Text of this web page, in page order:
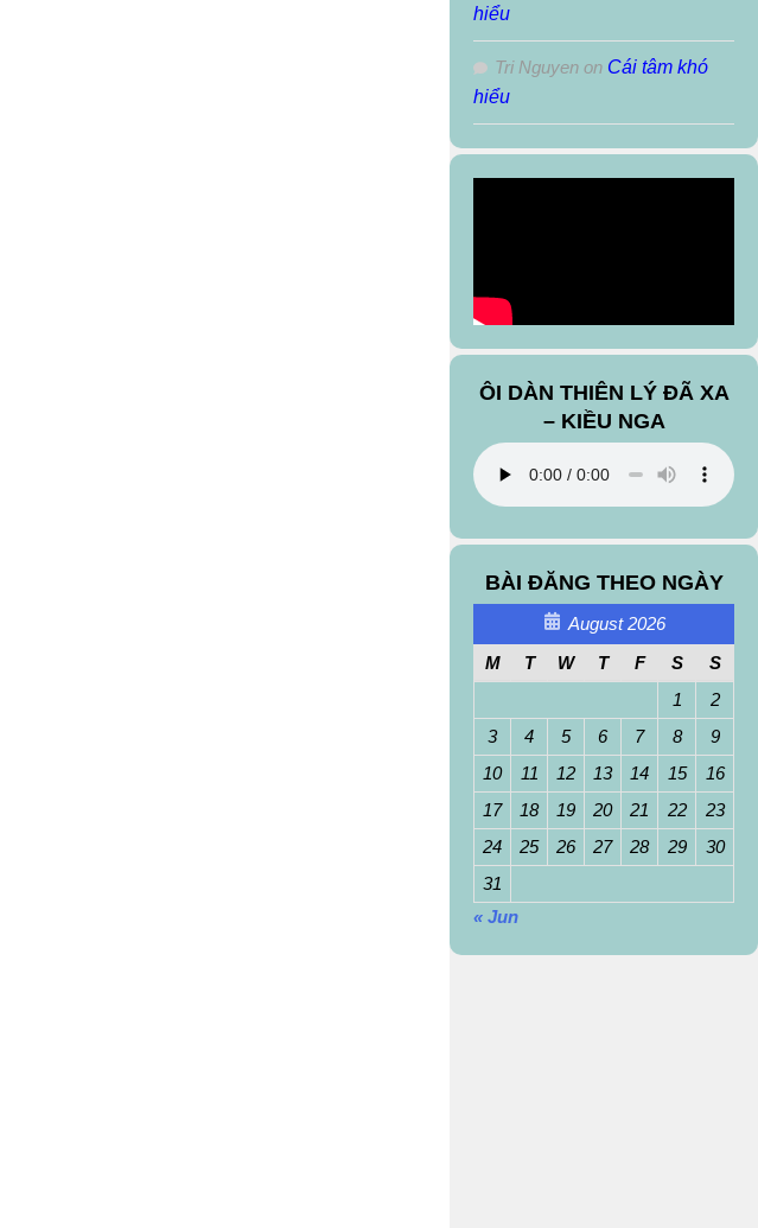
hiểu
Tri Nguyen on Cái tâm khó
hiểu
ÔI DÀN THIÊN LÝ ĐÃ XA
– KIỀU NGA
BÀI ĐĂNG THEO NGÀY
August 2026
M
T W T F S
S
1
2
3
4 5 6 7 8
9
10
11 12 13 14 15
16
17
18 19 20 21 22
23
24
25 26 27 28 29
30
31
« Jun